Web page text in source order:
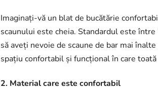
Imaginați-vă un blat de bucătărie
scaunului este cheia. Standardul este
să aveți nevoie de scaune de bar mai
spațiu confortabil și funcțional în care
2. Material care este confortabil